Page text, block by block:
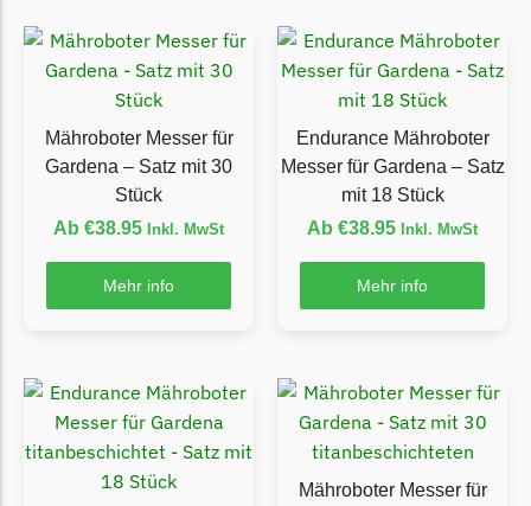
Kress
Kress Messer
Begrenzungsdraht
LandXcape
LandXcape Messer
Begrenzungsdraht
LawnBott
LawnBott Messer
Lizard
Lizard Messer
Begrenzungsdraht
Mähroboter Messer für
Gardena – Satz mit 30
Stück
Ab €38.95 Inkl. MwSt
Mehr info
Endurance Mähroboter
Messer für Gardena – Satz
mit 18 Stück
Ab €38.95 Inkl. MwSt
Mehr info
Mähroboter Messer für